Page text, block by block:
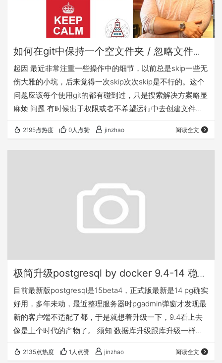
如何在git中保持一个空文件夹 / 忽略文件夹
下的文件但保持文件夹本身
起因 最近非常注重一些操作中的细节，以前总是skip一些无
伤大雅的小坑，后来觉得一次skip次次skip是不行的。这个
问题应该每个使用git的都有碰到过，只是搜索解决方案略显
麻烦 问题 有时候出于权限或者不希望运行中去创建文件夹
secrets文件夹，但是git却不支持这么操作。是的，官方就
不支持空文件夹，于是就有了下面一个精彩的workround。
2195点热度 0人点赞 jinzhao 阅读全文
极简升级postgresql by docker 9.4-14 稳稳
的幸福
目前最新版postgresql是15beta4，正式版最新是14 pg确实
好用，多年未动，最近整理服务器时pgadmin弹窗才发现最
新的客户端不适配了都，于是就想着升级一下，9.4看上去
像是上个时代的产物了。 须知 数据库升级跟库升级一样，
求逐个版本升级 版本9时遵循A.B.C版本号，也就是9.6.1-n
2135点热度 1人点赞 jinzhao 阅读全文